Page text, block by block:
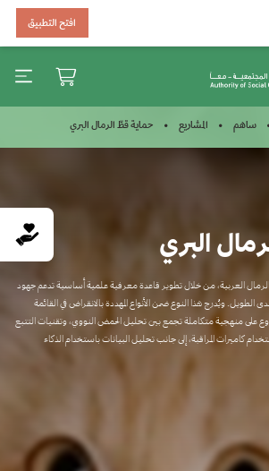
افتح التطبيق
ساهم المشاريع حماية قطّ الرمال البري
البري
العربية، من خلال تطوير قاعدة معرفية علمية أساسية تدعم جهود
الطويل. ويُدرج هذا النوع ضمن الأنواع المهددة بالانقراض في القائمة
على منهجية متكاملة تجمع بين تحليل الحمض النووي، وتقنيات التتبع
كاميرات المراقبة، إلى جانب تحليل البيانات باستخدام الذكاء